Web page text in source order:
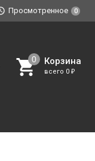
Просмотренное 0
Корзина
всего 0 ₽